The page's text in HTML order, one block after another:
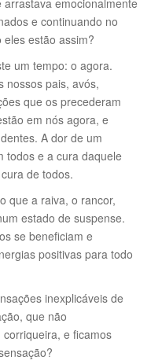
emocionalmente
e continuando no
estão assim?
um tempo: o agora.
nossos pais, avós,
que os precederam
em nós agora, e
A dor de um
todos e a cura daquele
de todos.
que a raiva, o rancor,
estado de suspense.
se beneficiam e
positivas para todo
inexplicáveis de
que não
e ficamos